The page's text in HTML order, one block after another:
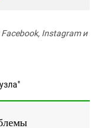
Instagram и